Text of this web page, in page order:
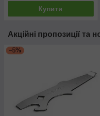
Купити
Акційні пропозиції та
–5%